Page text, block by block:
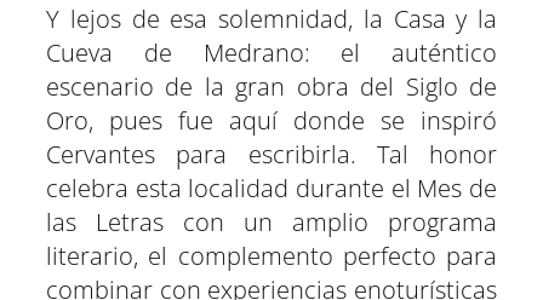
Y lejos de esa solemnidad, la Casa y la
Cueva de Medrano: el auténtico
escenario de la gran obra del Siglo de
Oro, pues fue aquí donde se inspiró
Cervantes para escribirla. Tal honor
celebra esta localidad durante el Mes de
las Letras con un amplio programa
literario, el complemento perfecto para
combinar con experiencias enoturísticas